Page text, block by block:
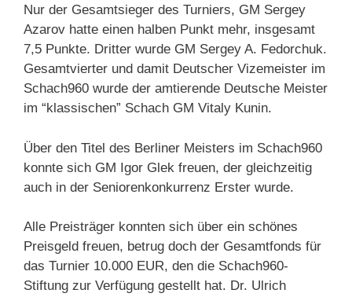
Nur der Gesamtsieger des Turniers, GM Sergey
Azarov hatte einen halben Punkt mehr, insgesamt
7,5 Punkte. Dritter wurde GM Sergey A. Fedorchuk.
Gesamtvierter und damit Deutscher Vizemeister im
Schach960 wurde der amtierende Deutsche Meister
im “klassischen” Schach GM Vitaly Kunin.
Über den Titel des Berliner Meisters im Schach960
konnte sich GM Igor Glek freuen, der gleichzeitig
auch in der Seniorenkonkurrenz Erster wurde.
Alle Preisträger konnten sich über ein schönes
Preisgeld freuen, betrug doch der Gesamtfonds für
das Turnier 10.000 EUR, den die Schach960-
Stiftung zur Verfügung gestellt hat. Dr. Ulrich